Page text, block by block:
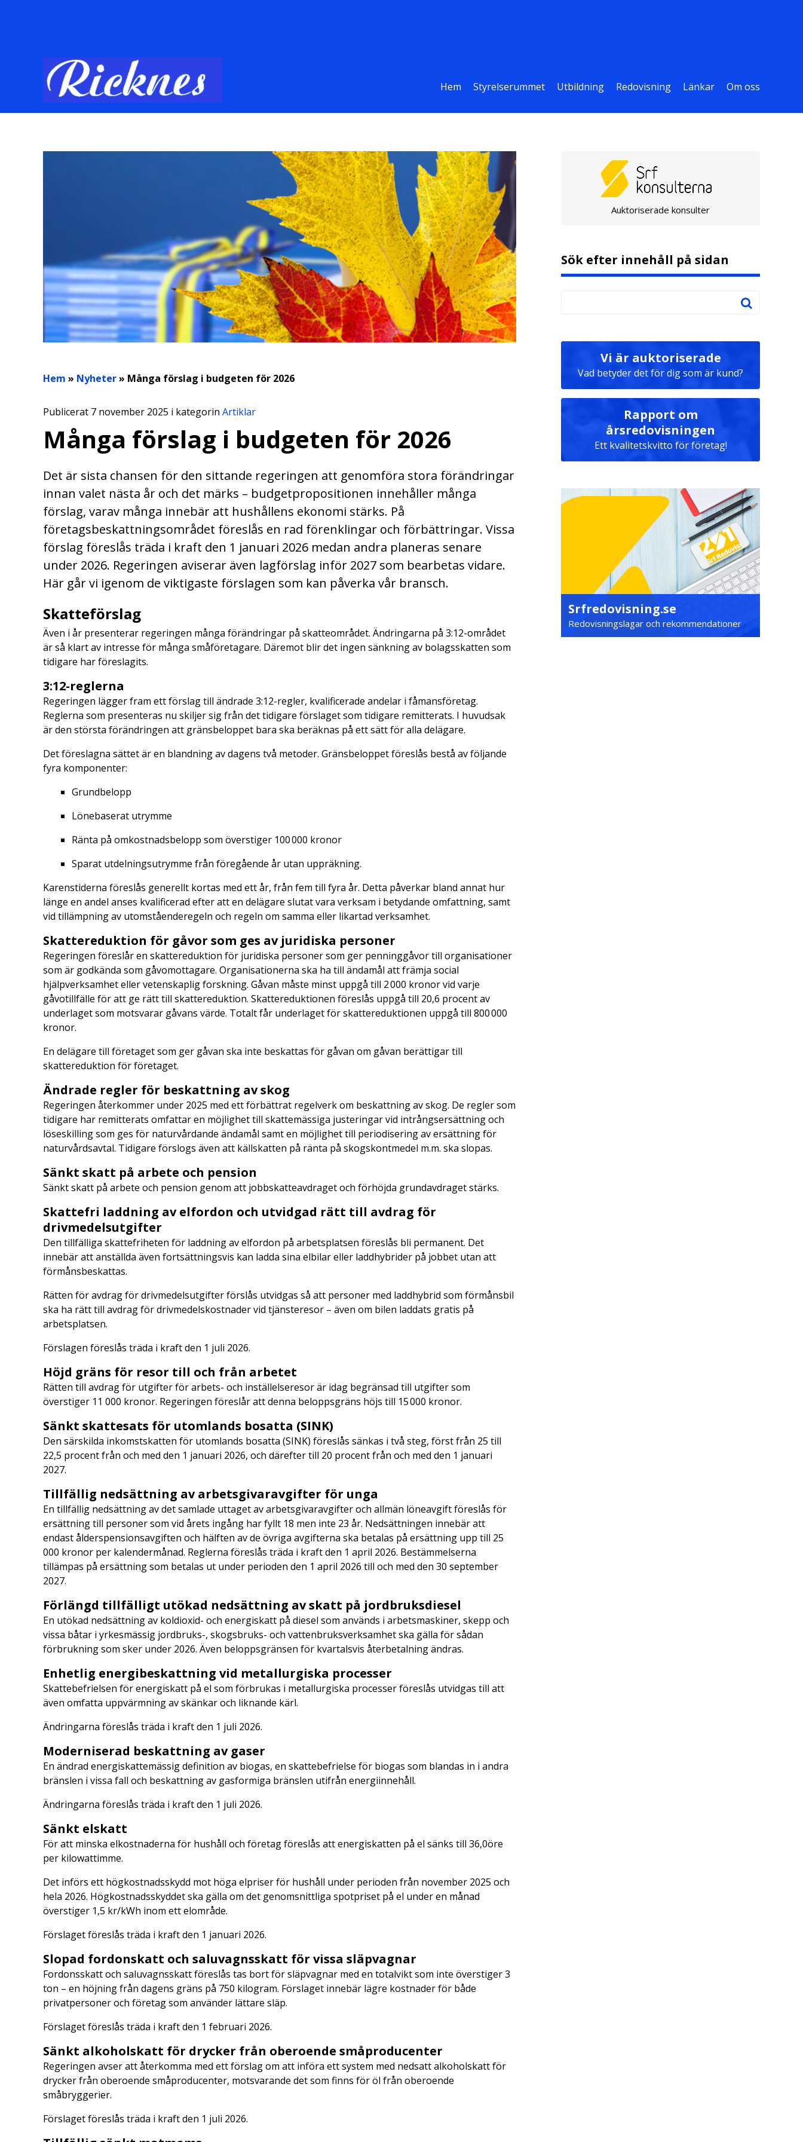
Hem Styrelserummet Utbildning Redovisning Länkar Om oss
Hem » Nyheter» Många förslag i budgeten för 2026
Publicerat 7 november 2025 i kategorin Artiklar
Många förslag i budgeten för 2026
Det är sista chansen för den sittande regeringen att genomföra stora förändringar
innan valet nästa år och det märks – budgetpropositionen innehåller många
förslag, varav många innebär att hushållens ekonomi stärks. På
företagsbeskattningsområdet föreslås en rad förenklingar och förbättringar. Vissa
förslag föreslås träda i kraft den 1 januari 2026 medan andra planeras senare
under 2026. Regeringen aviserar även lagförslag inför 2027 som bearbetas vidare.
Här går vi igenom de viktigaste förslagen som kan påverka vår bransch.
Skatteförslag
Även i år presenterar regeringen många förändringar på skatteområdet. Ändringarna på 3:12-området
är så klart av intresse för många småföretagare. Däremot blir det ingen sänkning av bolagsskatten som
tidigare har föreslagits.
3:12-reglerna
Regeringen lägger fram ett förslag till ändrade 3:12-regler, kvalificerade andelar i fåmansföretag.
Reglerna som presenteras nu skiljer sig från det tidigare förslaget som tidigare remitterats. I huvudsak
är den största förändringen att gränsbeloppet bara ska beräknas på ett sätt för alla delägare.
Det föreslagna sättet är en blandning av dagens två metoder. Gränsbeloppet föreslås bestå av följande
fyra komponenter:
Grundbelopp
Lönebaserat utrymme
Ränta på omkostnadsbelopp som överstiger 100 000 kronor
Sparat utdelningsutrymme från föregående år utan uppräkning.
Karenstiderna föreslås generellt kortas med ett år, från fem till fyra år. Detta påverkar bland annat hur
länge en andel anses kvalificerad efter att en delägare slutat vara verksam i betydande omfattning, samt
vid tillämpning av utomståenderegeln och regeln om samma eller likartad verksamhet.
Skattereduktion för gåvor som ges av juridiska personer
Regeringen föreslår en skattereduktion för juridiska personer som ger penninggåvor till organisationer
som är godkända som gåvomottagare. Organisationerna ska ha till ändamål att främja social
hjälpverksamhet eller vetenskaplig forskning. Gåvan måste minst uppgå till 2 000 kronor vid varje
gåvotillfälle för att ge rätt till skattereduktion. Skattereduktionen föreslås uppgå till 20,6 procent av
underlaget som motsvarar gåvans värde. Totalt får underlaget för skattereduktionen uppgå till 800 000
kronor.
En delägare till företaget som ger gåvan ska inte beskattas för gåvan om gåvan berättigar till
skattereduktion för företaget.
Ändrade regler för beskattning av skog
Regeringen återkommer under 2025 med ett förbättrat regelverk om beskattning av skog. De regler som
tidigare har remitterats omfattar en möjlighet till skattemässiga justeringar vid intrångsersättning och
löseskilling som ges för naturvårdande ändamål samt en möjlighet till periodisering av ersättning för
naturvårdsavtal. Tidigare förslogs även att källskatten på ränta på skogskontmedel m.m. ska slopas.
Sänkt skatt på arbete och pension
Sänkt skatt på arbete och pension genom att jobbskatteavdraget och förhöjda grundavdraget stärks.
Skattefri laddning av elfordon och utvidgad rätt till avdrag för
drivmedelsutgifter
Den tillfälliga skattefriheten för laddning av elfordon på arbetsplatsen föreslås bli permanent. Det
innebär att anställda även fortsättningsvis kan ladda sina elbilar eller laddhybrider på jobbet utan att
förmånsbeskattas.
Rätten för avdrag för drivmedelsutgifter förslås utvidgas så att personer med laddhybrid som förmånsbil
ska ha rätt till avdrag för drivmedelskostnader vid tjänsteresor – även om bilen laddats gratis på
arbetsplatsen.
Förslagen föreslås träda i kraft den 1 juli 2026.
Höjd gräns för resor till och från arbetet
Rätten till avdrag för utgifter för arbets- och inställelseresor är idag begränsad till utgifter som
överstiger 11 000 kronor. Regeringen föreslår att denna beloppsgräns höjs till 15 000 kronor.
Sänkt skattesats för utomlands bosatta (SINK)
Den särskilda inkomstskatten för utomlands bosatta (SINK) föreslås sänkas i två steg, först från 25 till
22,5 procent från och med den 1 januari 2026, och därefter till 20 procent från och med den 1 januari
2027.
Tillfällig nedsättning av arbetsgivaravgifter för unga
En tillfällig nedsättning av det samlade uttaget av arbetsgivaravgifter och allmän löneavgift föreslås för
ersättning till personer som vid årets ingång har fyllt 18 men inte 23 år. Nedsättningen innebär att
endast ålderspensionsavgiften och hälften av de övriga avgifterna ska betalas på ersättning upp till 25
000 kronor per kalendermånad. Reglerna föreslås träda i kraft den 1 april 2026. Bestämmelserna
tillämpas på ersättning som betalas ut under perioden den 1 april 2026 till och med den 30 september
2027.
Förlängd tillfälligt utökad nedsättning av skatt på jordbruksdiesel
En utökad nedsättning av koldioxid- och energiskatt på diesel som används i arbetsmaskiner, skepp och
vissa båtar i yrkesmässig jordbruks-, skogsbruks- och vattenbruksverksamhet ska gälla för sådan
förbrukning som sker under 2026. Även beloppsgränsen för kvartalsvis återbetalning ändras.
Enhetlig energibeskattning vid metallurgiska processer
Skattebefrielsen för energiskatt på el som förbrukas i metallurgiska processer föreslås utvidgas till att
även omfatta uppvärmning av skänkar och liknande kärl.
Ändringarna föreslås träda i kraft den 1 juli 2026.
Moderniserad beskattning av gaser
En ändrad energiskattemässig definition av biogas, en skattebefrielse för biogas som blandas in i andra
bränslen i vissa fall och beskattning av gasformiga bränslen utifrån energiinnehåll.
Ändringarna föreslås träda i kraft den 1 juli 2026.
Sänkt elskatt
För att minska elkostnaderna för hushåll och företag föreslås att energiskatten på el sänks till 36,0öre
per kilowattimme.
Det införs ett högkostnadsskydd mot höga elpriser för hushåll under perioden från november 2025 och
hela 2026. Högkostnadsskyddet ska gälla om det genomsnittliga spotpriset på el under en månad
överstiger 1,5 kr/kWh inom ett elområde.
Förslaget föreslås träda i kraft den 1 januari 2026.
Slopad fordonskatt och saluvagnsskatt för vissa släpvagnar
Fordonsskatt och saluvagnsskatt föreslås tas bort för släpvagnar med en totalvikt som inte överstiger 3
ton – en höjning från dagens gräns på 750 kilogram. Förslaget innebär lägre kostnader för både
privatpersoner och företag som använder lättare släp.
Förslaget föreslås träda i kraft den 1 februari 2026.
Sänkt alkoholskatt för drycker från oberoende småproducenter
Regeringen avser att återkomma med ett förslag om att införa ett system med nedsatt alkoholskatt för
drycker från oberoende småproducenter, motsvarande det som finns för öl från oberoende
småbryggerier.
Förslaget föreslås träda i kraft den 1 juli 2026.
Auktoriserade konsulter
Sök efter innehåll på sidan
Vi är auktoriserade
Vad betyder det för dig som är kund?
Rapport om
årsredovisningen
Ett kvalitetskvitto för företag!
Srfredovisning.se
Redovisningslagar och rekommendationer